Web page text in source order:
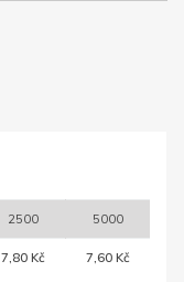
2500 5000
7,80 Kč 7,60 Kč